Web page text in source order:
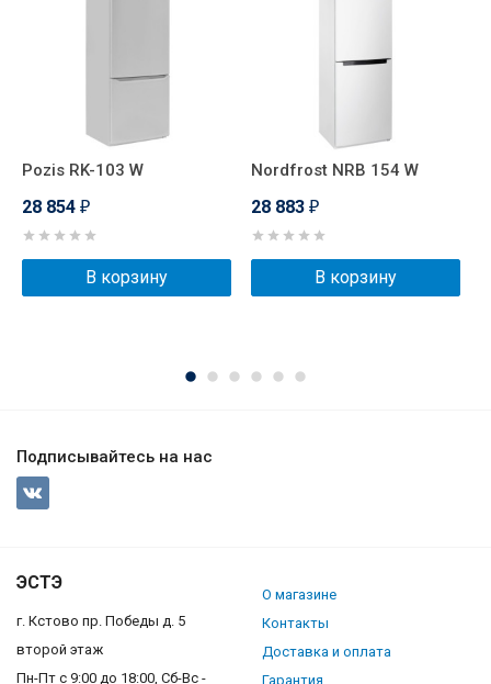
Pozis RK-103 W
28 854 ₽
В корзину
Nordfrost NRB 154 W
28 883 ₽
В корзину
Подписывайтесь на нас
ЭСТЭ
г. Кстово пр. Победы д. 5
второй этаж
Пн-Пт с 9:00 до 18:00, Сб-Вс -
О магазине
Контакты
Доставка и оплата
Гарантия